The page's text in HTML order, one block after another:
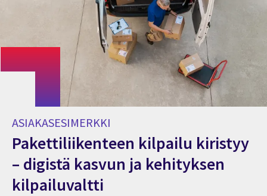
ASIAKASESIMERKKI
Pakettiliikenteen kilpailu kiristyy
– digistä kasvun ja kehityksen
kilpailuvaltti